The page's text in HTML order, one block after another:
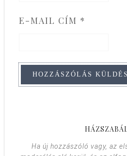
E-MAIL CÍM *
Ha új hozzászóló vagy, az